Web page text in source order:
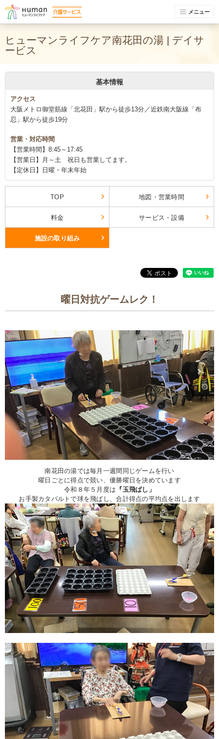
メニュー
ヒューマンライフケア南花田の湯 | デイサ
ービス
基本情報
アクセス
大阪メトロ御堂筋線「北花田」駅から徒歩13分／近鉄南大阪線「布
忍」駅から徒歩19分
営業・対応時間
【営業時間】8:45～17:45
【営業日】月～土 祝日も営業してます。
【定休日】日曜・年末年始
TOP 地図・営業時間
料金 サービス・設備
施設の取り組み
曜日対抗ゲームレク！
南花田の湯では毎月一週間同じゲームを行い
曜日ごとに得点で競い、優勝曜日を決めています
令和８年５月度は 『玉飛ばし」
お手製カタパルトで球を飛ばし、合計得点の平均点を出します